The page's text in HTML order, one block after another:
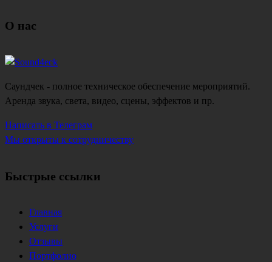
О нас
Саундчек - полное техническое обеспечение мероприятий.
Аренда звука, света, видео, сцены, эффектов и пр.
Написать в Телеграм
Мы открыты к сотрудничеству
Быстрые ссылки
Главная
Услуги
Отзывы
Портфолио